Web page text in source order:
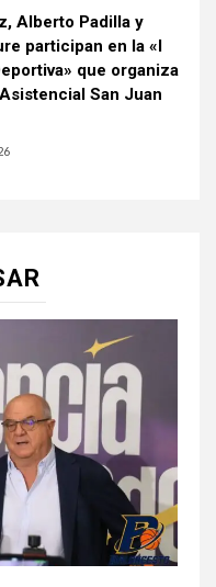
Alberto Padilla y
participan en la «I
que organiza
San Juan